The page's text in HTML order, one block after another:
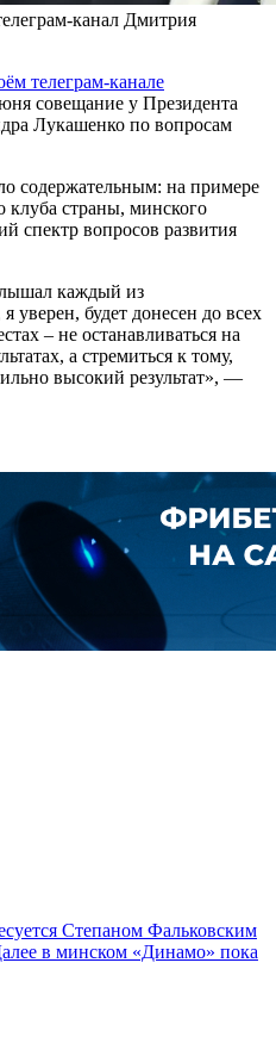
канал Дмитрия
телеграм-канале
совещание у Президента
Лукашенко по вопросам
содержательным: на примере
клуба страны, минского
спектр вопросов развития
каждый из
уверен, будет донесен до всех
– не останавливаться на
а стремиться к тому,
высокий результат», —
Степаном Фальковским
в минском «Динамо» пока